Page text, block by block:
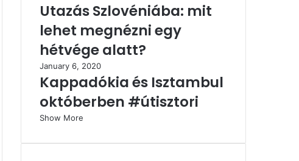
Utazás Szlovéniába: mit
lehet megnézni egy
hétvége alatt?
January 6, 2020
Kappadókia és Isztambul
októberben #útisztori
Show More